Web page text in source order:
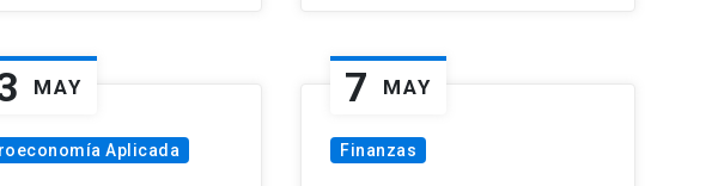
MAY
Aplicada
7 MAY
Finanzas